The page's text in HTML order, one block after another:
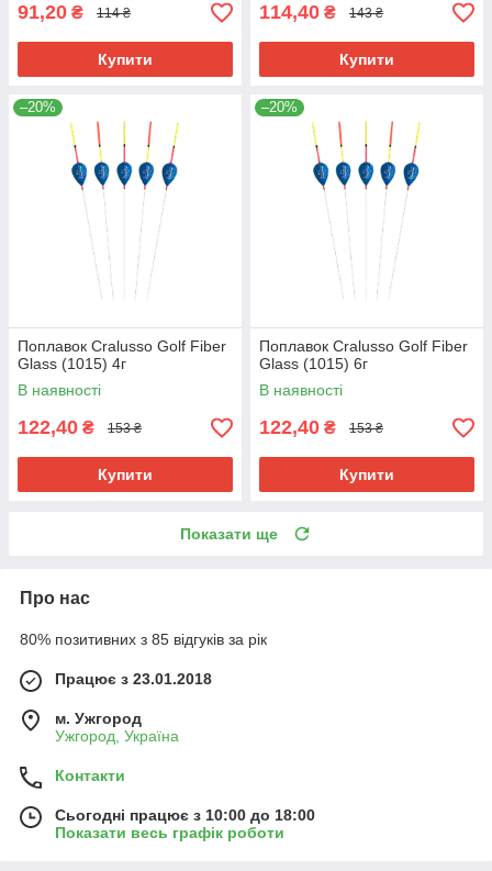
91,20 ₴ 114 ₴
Купити
114,40 ₴ 143 ₴
Купити
–20%
Поплавок Cralusso Golf Fiber
Glass (1015) 4г
В наявності
122,40 ₴ 153 ₴
Купити
–20%
Поплавок Cralusso Golf Fiber
Glass (1015) 6г
В наявності
122,40 ₴ 153 ₴
Купити
Показати ще
Про нас
80% позитивних з 85 відгуків за рік
Працює з 23.01.2018
м. Ужгород
Ужгород, Україна
Контакти
Сьогодні працює з 10:00 до 18:00
Показати весь графік роботи